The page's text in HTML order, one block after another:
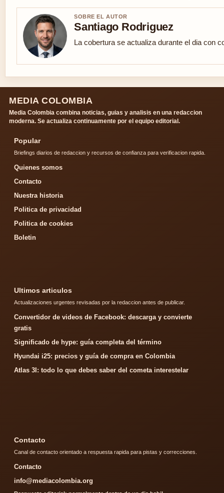
SOBRE EL AUTOR
Santiago Rodriguez
La cobertura se actualiza durante el dia con
MEDIA COLOMBIA
Media Colombia combina noticias, guias y analisis en una redaccion
moderna. Se actualiza continuamente por el equipo editorial.
Popular
Briefings diarios de redaccion y recursos de confianza para verificacion rapida.
Quienes somos
Contacto
Nuestra historia
Politica de privacidad
Politica de cookies
Boletin
Ultimos articulos
Actualizaciones urgentes revisadas por la redaccion antes de publicar.
Convertidor de videos de Facebook: descarga y convierte
gratis
Significado de hype: guía completa del término
Hyundai i25: precios y guía de compra en Colombia
Atlas 3I: todo lo que debes saber del cometa interestelar
Contacto
Canal de contacto orientado a respuesta rapida para pistas y correcciones.
Contacto
info@mediacolombia.org